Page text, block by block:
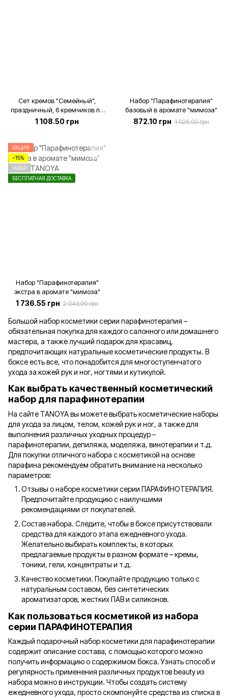
Сет кремов "Семейный",
праздничный, 6 кремчиков по
100 мл
1 108.50 грн
Набор "Парафинотерапия"
базовый в аромате "мимоза"
872.10 грн 1 026.00 грн
АКЦИЯ
−15%
НАБІР
БЕСПЛАТНАЯ ДОСТАВКА
Набор "Парафинотерапия"
экстра в аромате "мимоза"
1 736.55 грн 2 043.00 грн
Большой набор косметики серии парафинотерапия –
обязательная покупка для каждого салонного или домашнего
мастера, а также лучший подарок для красавиц,
предпочитающих натуральные косметические продукты. В
боксе есть все, что понадобится для многоступенчатого
ухода за кожей рук и ног, ногтями и кутикулой.
Как выбрать качественный косметический
набор для парафинотерапии
На сайте TANOYA вы можете выбрать косметические наборы
для ухода за лицом, телом, кожей рук и ног, а также для
выполнения различных уходных процедур –
парафинотерапии, депиляжа, моделяжа, винотерапии и т.д.
Для покупки отличного набора с косметикой на основе
парафина рекомендуем обратить внимание на несколько
параметров:
Отзывы о наборе косметики серии ПАРАФИНОТЕРАПИЯ.
Предпочитайте продукцию с наилучшими
рекомендациями от покупателей.
Состав набора. Следите, чтобы в боксе присутствовали
средства для каждого этапа ежедневного ухода.
Желательно выбирать комплекты, в которых
предлагаемые продукты в разном формате – кремы,
тоники, гели, концентраты и т.д.
Качество косметики. Покупайте продукцию только с
натуральным составом, без синтетических
ароматизаторов, жестких ПАВ и силиконов.
Как пользоваться косметикой из набора
серии ПАРАФИНОТЕРАПИЯ
Каждый подарочный набор косметики для парафинотерапии
содержит описание состава, с помощью которого можно
получить информацию о содержимом бокса. Узнать способ и
регулярность применения различных продуктов beauty из
набора можно в инструкции. Чтобы создать систему
ежедневного ухода, просто скомпонуйте средства из списка в